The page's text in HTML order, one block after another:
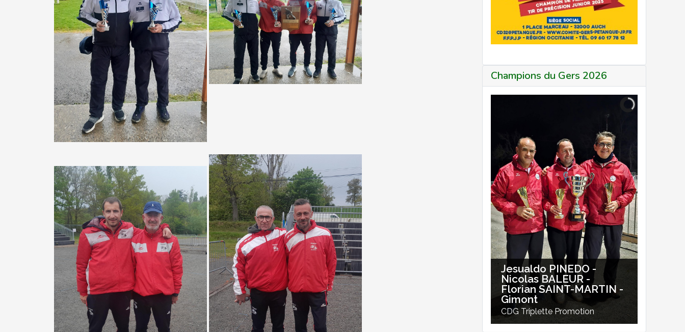
Champions du Gers 2026
Jesualdo PINEDO -
Nicolas BALEUR -
Florian SAINT-MARTIN -
Gimont
CDG Triplette Promotion